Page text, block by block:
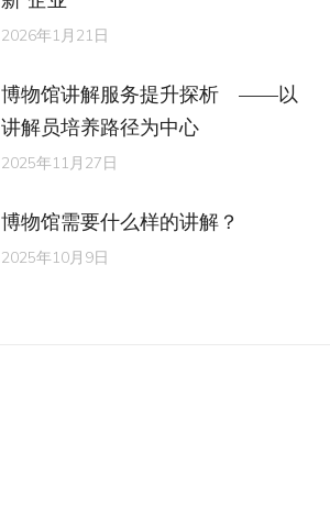
2026年1月21日
博物馆讲解服务提升探析 ——以
讲解员培养路径为中心
2025年11月27日
博物馆需要什么样的讲解？
2025年10月9日